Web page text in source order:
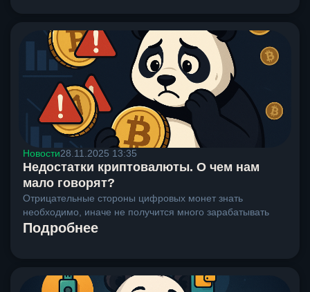
Новости28.11.2025 13:35
Недостатки криптовалюты. О чем нам
мало говорят?
Отрицательные стороны цифровых монет знать
необходимо, иначе не получится много зарабатывать
Подробнее